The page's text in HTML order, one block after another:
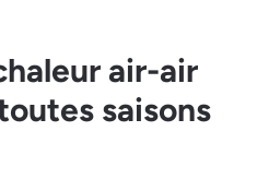
air-air
saisons